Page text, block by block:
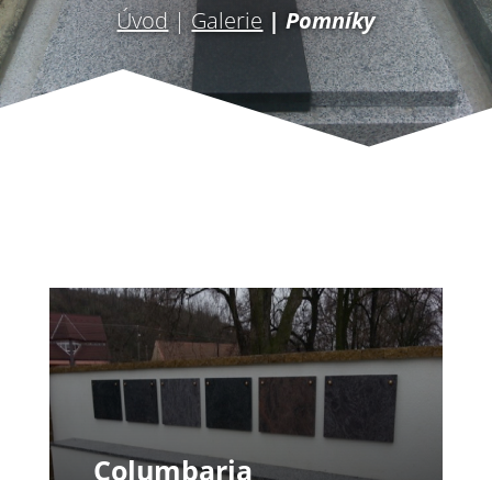
Úvod|Galerie | Pomníky
Columbaria